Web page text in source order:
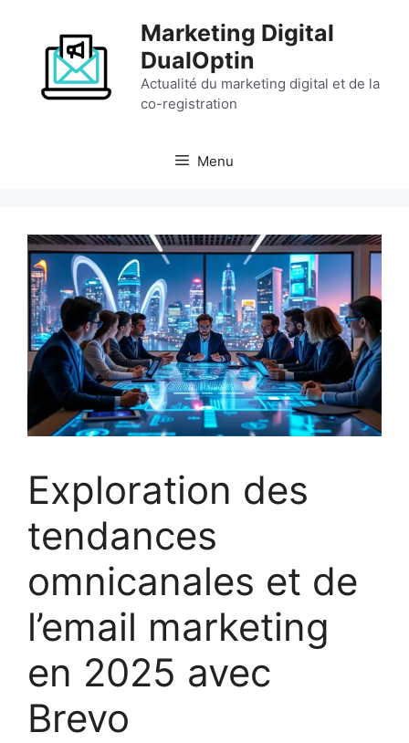
contenu
Marketing Digital
DualOptin
Actualité du marketing digital et de la
co-registration
Menu
Exploration des
tendances
omnicanales et de
l’email marketing
en 2025 avec
Brevo